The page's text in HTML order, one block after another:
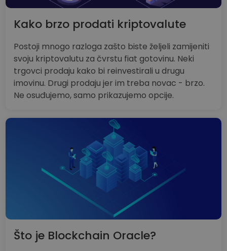
Kako brzo prodati kriptovalute
Postoji mnogo razloga zašto biste željeli zamijeniti
svoju kriptovalutu za čvrstu fiat gotovinu. Neki
trgovci prodaju kako bi reinvestirali u drugu
imovinu. Drugi prodaju jer im treba novac - brzo.
Ne osuđujemo, samo prikazujemo opcije.
Što je Blockchain Oracle?